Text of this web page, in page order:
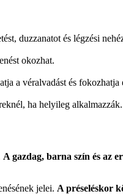
duzzanatot és légzési
okozhat.
a véralvadást és fokozhatja
ha helyileg alkalmazzák.
A gazdag, barna szín és az
jelei. A préseléskor